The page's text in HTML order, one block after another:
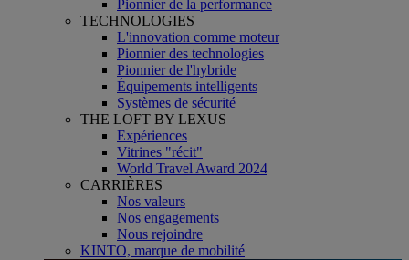
Pionnier de la performance
TECHNOLOGIES
L'innovation comme moteur
Pionnier des technologies
Pionnier de l'hybride
Équipements intelligents
Systèmes de sécurité
THE LOFT BY LEXUS
Expériences
Vitrines "récit"
World Travel Award 2024
CARRIÈRES
Nos valeurs
Nos engagements
Nous rejoindre
KINTO, marque de mobilité